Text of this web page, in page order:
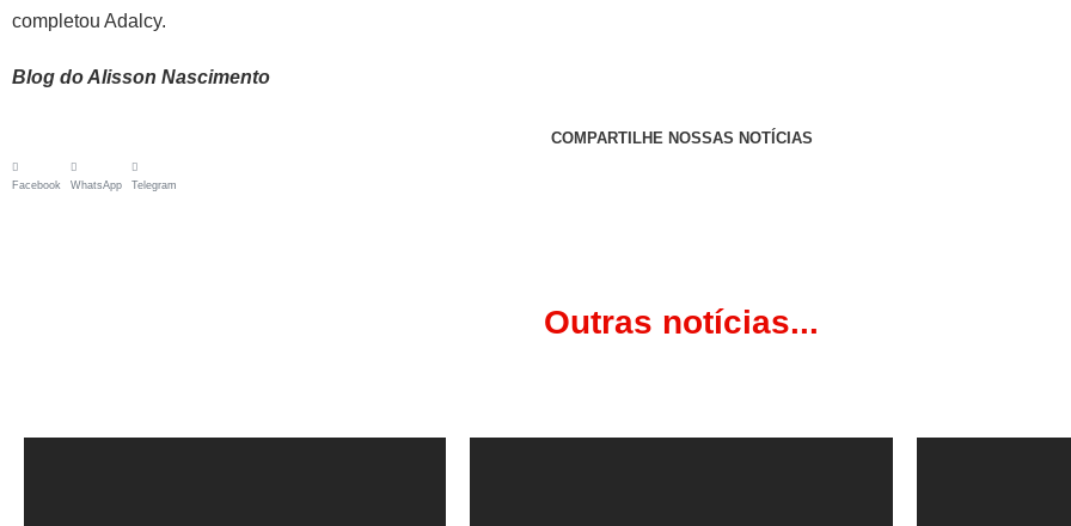
completou Adalcy.
Blog do Alisson Nascimento
COMPARTILHE NOSSAS NOTÍCIAS
Facebook WhatsApp Telegram
Outras notícias...